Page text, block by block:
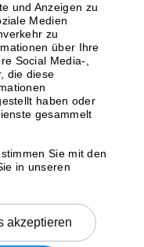
und Anzeigen zu
Medien
zu
über Ihre
Social Media-,
die diese
haben oder
gesammelt
Sie mit den
in unseren
akzeptieren